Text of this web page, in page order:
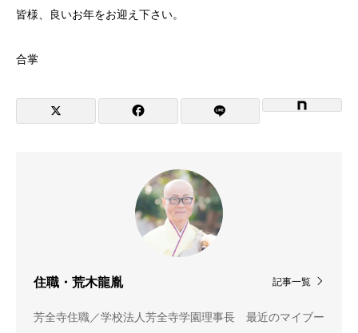
皆様、良いお年をお迎え下さい。
合掌
記事一覧
住職・荒木龍胤
芳全寺住職／学校法人芳全寺学園理事長 最近のマイブー